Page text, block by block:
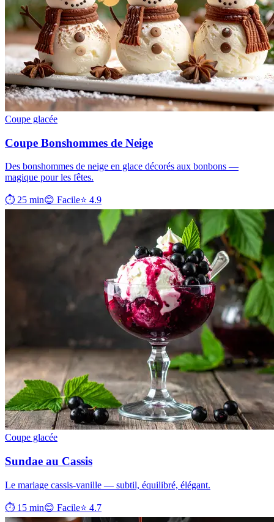
Coupe glacée
Coupe Bonshommes de Neige
Des bonshommes de neige en glace décorés aux bonbons —
magique pour les fêtes.
⏱ 25 min😊 Facile⭐ 4.9
Coupe glacée
Sundae au Cassis
Le mariage cassis-vanille — subtil, équilibré, élégant.
⏱ 15 min😊 Facile⭐ 4.7